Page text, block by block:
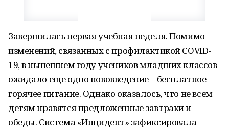
Завершилась первая учебная неделя. Помимо
изменений, связанных с профилактикой COVID-
19, в нынешнем году учеников младших классов
ожидало еще одно нововведение – бесплатное
горячее питание. Однако оказалось, что не всем
детям нравятся предложенные завтраки и
обеды. Система «Инцидент» зафиксировала